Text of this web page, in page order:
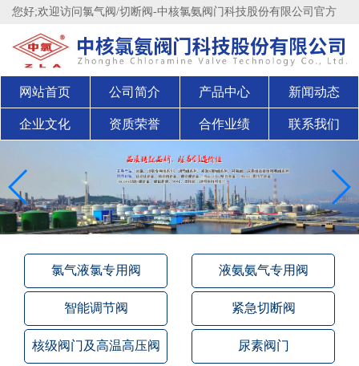
您好;欢迎访问氯气阀/切断阀-中核氯氨阀门科技股份有限公司官方
网站官方网站！
股权代码：200711
网站首页 公司简介 产品中心 新闻动态
企业文化 资质荣誉 合作业绩 联系我们
氯气液氯专用阀 液氨氨气专用阀
智能调节阀 紧急切断阀
核级阀门及高温高压阀 尿素阀门